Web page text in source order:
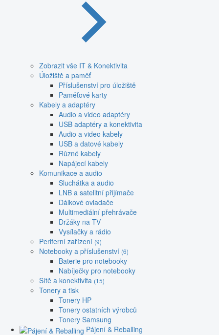
Zobrazit vše IT & Konektivita
Úložiště a paměť
Příslušenství pro úložiště
Paměťové karty
Kabely a adaptéry
Audio a video adaptéry
USB adaptéry a konektivita
Audio a video kabely
USB a datové kabely
Různé kabely
Napájecí kabely
Komunikace a audio
Sluchátka a audio
LNB a satelitní přijímače
Dálkové ovladače
Multimediální přehrávače
Držáky na TV
Vysílačky a rádio
Periferní zařízení (9)
Notebooky a příslušenství (6)
Baterie pro notebooky
Nabíječky pro notebooky
Sítě a konektivita (15)
Tonery a tisk
Tonery HP
Tonery ostatních výrobců
Tonery Samsung
Pájení & Reballing